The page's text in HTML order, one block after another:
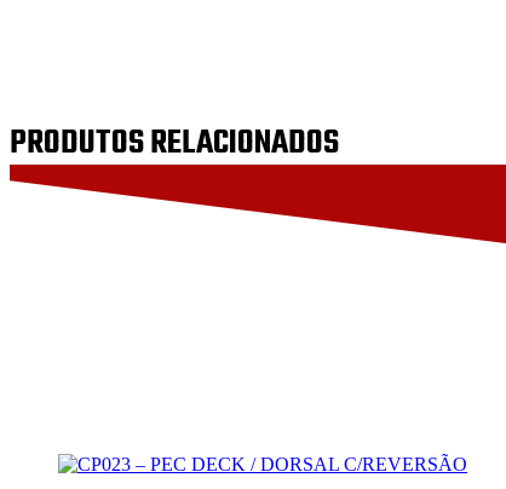
PRODUTOS RELACIONADOS